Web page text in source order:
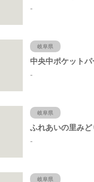
-
岐阜県
-
岐阜県
-
岐阜県